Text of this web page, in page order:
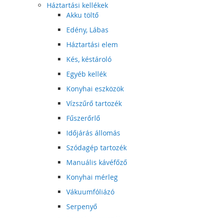
Háztartási kellékek
Akku töltő
Edény, Lábas
Háztartási elem
Kés, késtároló
Egyéb kellék
Konyhai eszközök
Vízszűrő tartozék
Fűszerőrlő
Időjárás állomás
Szódagép tartozék
Manuális kávéfőző
Konyhai mérleg
Vákuumfóliázó
Serpenyő